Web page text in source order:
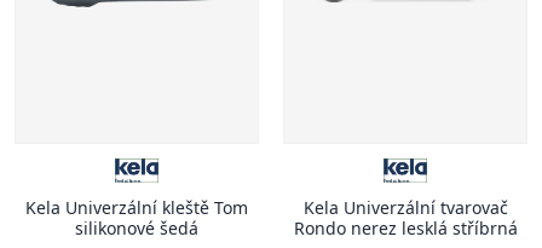
Kela Univerzální kleště Tom
silikonové šedá
Kela Univerzální tvarovač
Rondo nerez lesklá stříbrná